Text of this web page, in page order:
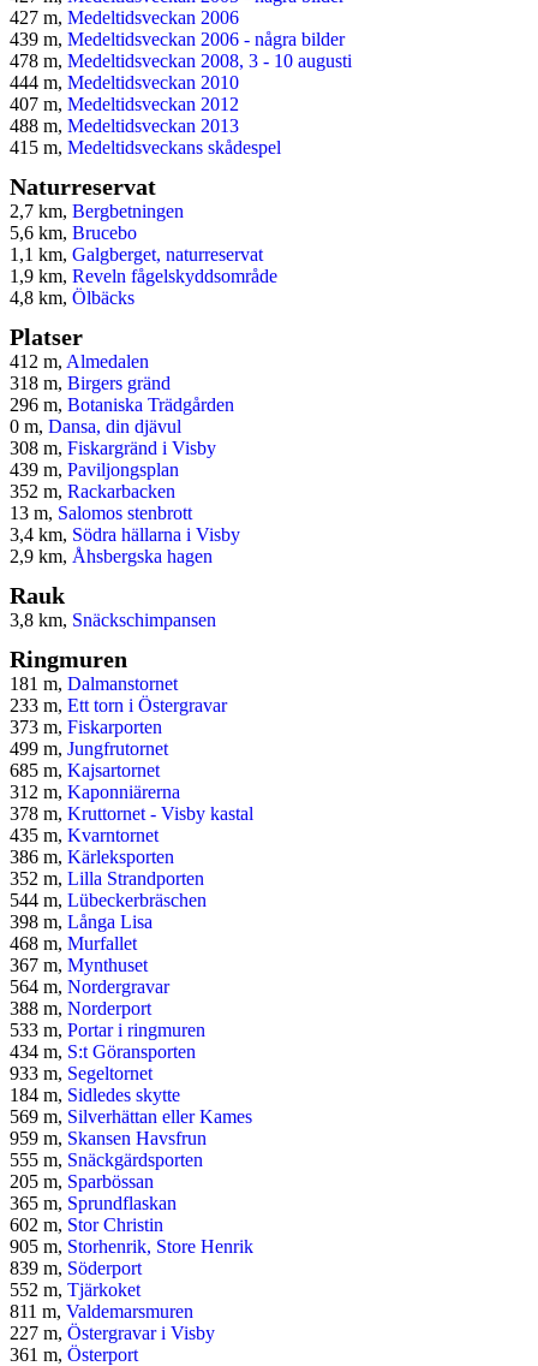
427 m, Medeltidsveckan 2006
439 m, Medeltidsveckan 2006 - några bilder
478 m, Medeltidsveckan 2008, 3 - 10 augusti
444 m, Medeltidsveckan 2010
407 m, Medeltidsveckan 2012
488 m, Medeltidsveckan 2013
415 m, Medeltidsveckans skådespel
Naturreservat
2,7 km, Bergbetningen
5,6 km, Brucebo
1,1 km, Galgberget, naturreservat
1,9 km, Reveln fågelskyddsområde
4,8 km, Ölbäcks
Platser
412 m, Almedalen
318 m, Birgers gränd
296 m, Botaniska Trädgården
0 m, Dansa, din djävul
308 m, Fiskargränd i Visby
439 m, Paviljongsplan
352 m, Rackarbacken
13 m, Salomos stenbrott
3,4 km, Södra hällarna i Visby
2,9 km, Åhsbergska hagen
Rauk
3,8 km, Snäckschimpansen
Ringmuren
181 m, Dalmanstornet
233 m, Ett torn i Östergravar
373 m, Fiskarporten
499 m, Jungfrutornet
685 m, Kajsartornet
312 m, Kaponniärerna
378 m, Kruttornet - Visby kastal
435 m, Kvarntornet
386 m, Kärleksporten
352 m, Lilla Strandporten
544 m, Lübeckerbräschen
398 m, Långa Lisa
468 m, Murfallet
367 m, Mynthuset
564 m, Nordergravar
388 m, Norderport
533 m, Portar i ringmuren
434 m, S:t Göransporten
933 m, Segeltornet
184 m, Sidledes skytte
569 m, Silverhättan eller Kames
959 m, Skansen Havsfrun
555 m, Snäckgärdsporten
205 m, Sparbössan
365 m, Sprundflaskan
602 m, Stor Christin
905 m, Storhenrik, Store Henrik
839 m, Söderport
552 m, Tjärkoket
811 m, Valdemarsmuren
227 m, Östergravar i Visby
361 m, Österport